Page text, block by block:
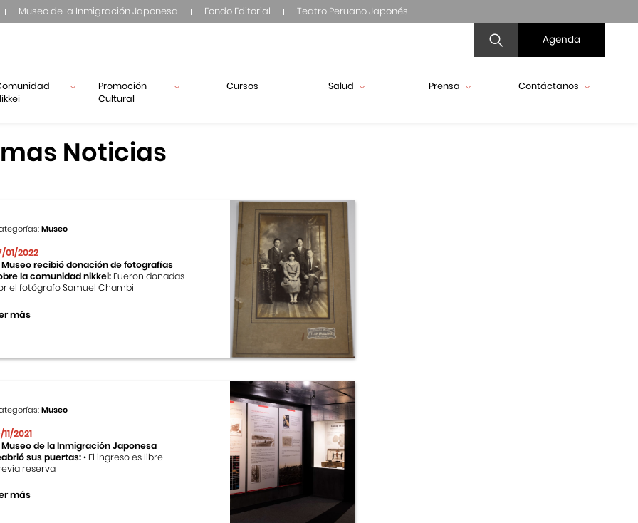
Museo de la Inmigración Japonesa Fondo Editorial Teatro Peruano Japonés
Agenda
Promoción
Cultural
Cursos Salud Prensa Contáctanos
Noticias
Museo
01/2022
Museo recibió donación de fotografías
la comunidad nikkei: Fueron donadas
el fotógrafo Samuel Chambi
más
Museo
11/2021
Museo de la Inmigración Japonesa
sus puertas:• El ingreso es libre
reserva
más